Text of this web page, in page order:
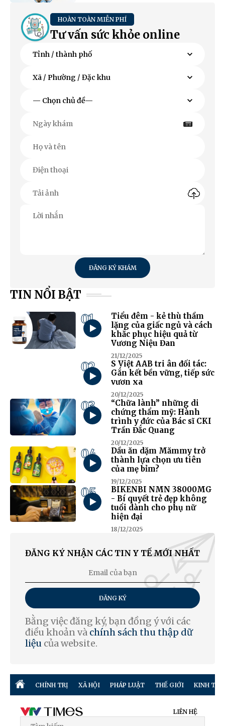
HOÀN TOÀN MIỄN PHÍ
Tư vấn sức khỏe online
ĐĂNG KÝ KHÁM
TIN NỔI BẬT
01
Tiểu đêm - kẻ thù thầm
lặng của giấc ngủ và cách
khắc phục hiệu quả từ
Vương Niệu Đan
21/12/2025
02
S Việt AAB tri ân đối tác:
Gắn kết bền vững, tiếp sức
vươn xa
20/12/2025
03
“Chữa lành” những di
chứng thẩm mỹ: Hành
trình y đức của Bác sĩ CKI
Trần Đắc Quang
20/12/2025
04
Dầu ăn dặm Mămmy trở
thành lựa chọn ưu tiên
của mẹ bỉm?
19/12/2025
05
BIKENBI NMN 38000MG
- Bí quyết trẻ đẹp không
tuổi dành cho phụ nữ
hiện đại
18/12/2025
ĐĂNG KÝ NHẬN CÁC TIN Y TẾ MỚI NHẤT
ĐĂNG KÝ
Bằng việc đăng ký, bạn đồng ý với các
điều khoản và chính sách thu thập dữ
liệu của website.
CHÍNH TRỊ XÃ HỘI PHÁP LUẬT THẾ GIỚI KINH TẾ
LIÊN HỆ